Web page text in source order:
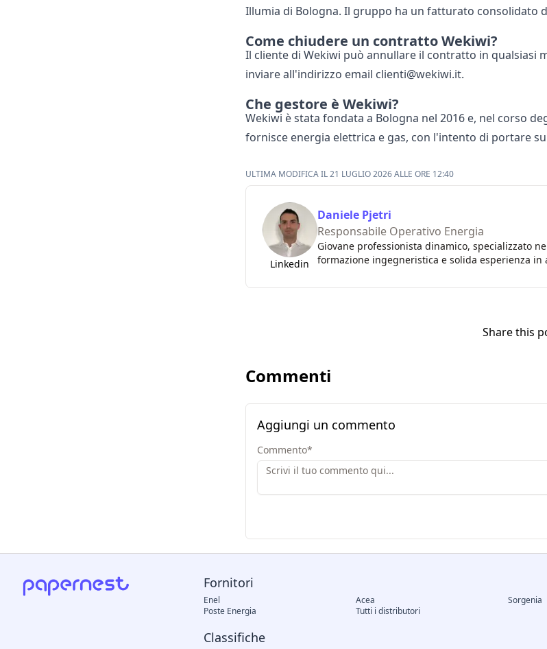
Illumia di Bologna. Il gruppo ha un fatturato consolidato
Come chiudere un contratto Wekiwi?
Il cliente di Wekiwi può annullare il contratto in qualsiasi
inviare all'indirizzo email clienti@wekiwi.it.
Che gestore è Wekiwi?
Wekiwi è stata fondata a Bologna nel 2016 e, nel corso
fornisce energia elettrica e gas, con l'intento di portare
ULTIMA MODIFICA IL 21 LUGLIO 2026 ALLE ORE 12:40
Linkedin
Daniele Pjetri
Responsabile Operativo Energia
Giovane professionista dinamico, specializzato
formazione ingegneristica e solida esperienza
Share this
Commenti
Aggiungi un commento
Commento*
Fornitori
Enel Acea
Sorgenia
Poste Energia
Tutti i distributori
Classifiche